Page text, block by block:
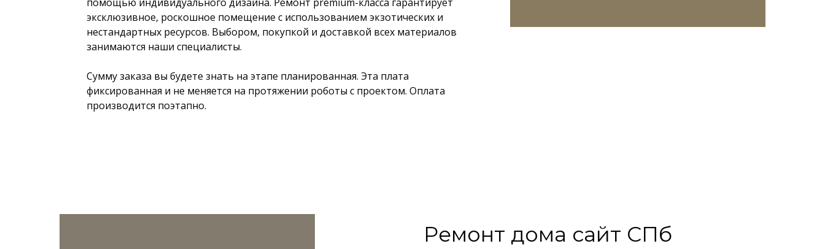
эксклюзивное, роскошное помещение с использованием экзотических и
нестандартных ресурсов. Выбором, покупкой и доставкой всех материалов
занимаются наши специалисты.
Сумму заказа вы будете знать на этапе планированная. Эта плата
фиксированная и не меняется на протяжении роботы с проектом. Оплата
производится поэтапно.
Ремонт дома сайт СПб